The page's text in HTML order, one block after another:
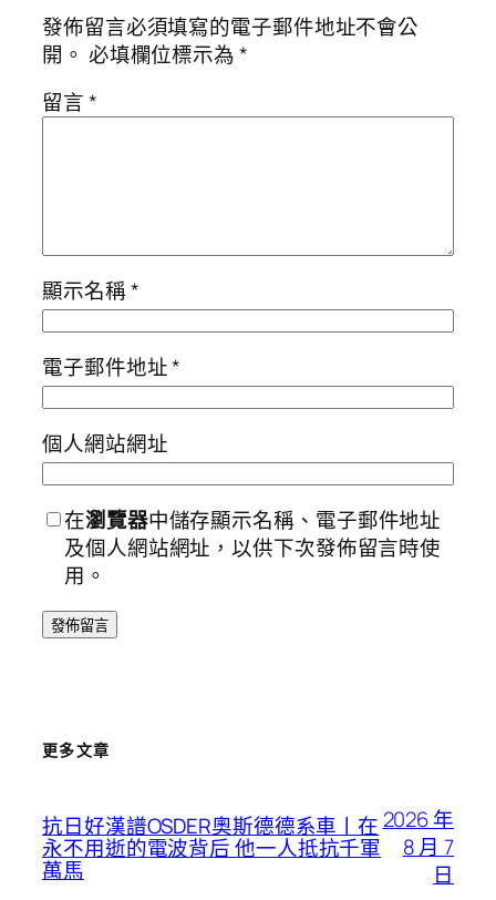
發佈留言必須填寫的電子郵件地址不會公
開。 必填欄位標示為*
留言*
顯示名稱*
電子郵件地址*
個人網站網址
在瀏覽器中儲存顯示名稱、電子郵件地址
及個人網站網址，以供下次發佈留言時使
用。
更多文章
抗日好漢譜OSDER奧斯德德系車丨在
永不用逝的電波背后 他一人抵抗千軍
萬馬
2026 年
8 月 7
日